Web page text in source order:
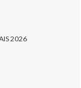
2026